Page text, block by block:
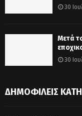
30
Μετά
30
ΔΗΜΟΦΙΛΕΊΣ